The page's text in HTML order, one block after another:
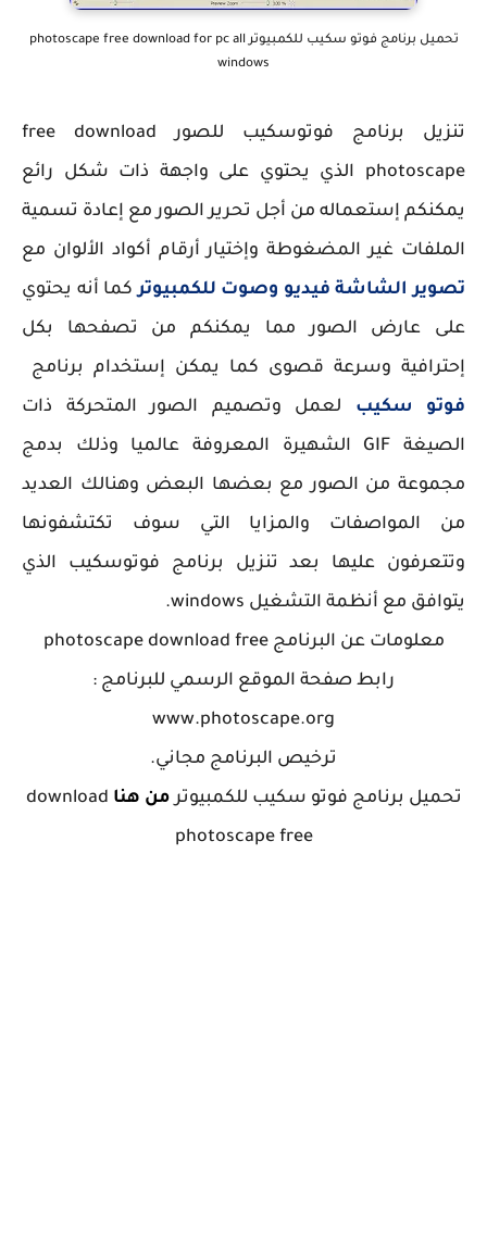
تحميل برنامج فوتو سكيب للكمبيوتر photoscape free download for pc all
windows
تنزيل برنامج فوتوسكيب للصور free download
photoscape الذي يحتوي على واجهة ذات شكل رائع
يمكنكم إستعماله من أجل تحرير الصور مع إعادة تسمية
الملفات غير المضغوطة وإختيار أرقام أكواد الألوان مع
تصوير الشاشة فيديو وصوت للكمبيوتركما أنه يحتوي
على عارض الصور مما يمكنكم من تصفحها بكل
إحترافية وسرعة قصوى كما يمكن إستخدام برنامج
فوتو سكيب لعمل وتصميم الصور المتحركة ذات
الصيغة GIF الشهيرة المعروفة عالميا وذلك بدمج
مجموعة من الصور مع بعضها البعض وهنالك العديد
من المواصفات والمزايا التي سوف تكتشفونها
وتتعرفون عليها بعد تنزيل برنامج فوتوسكيب الذي
يتوافق مع أنظمة التشغيل windows.
معلومات عن البرنامج photoscape download free
رابط صفحة الموقع الرسمي للبرنامج :
www.photoscape.org
ترخيص البرنامج مجاني.
تحميل برنامج فوتو سكيب للكمبيوترمن هنا download
photoscape free